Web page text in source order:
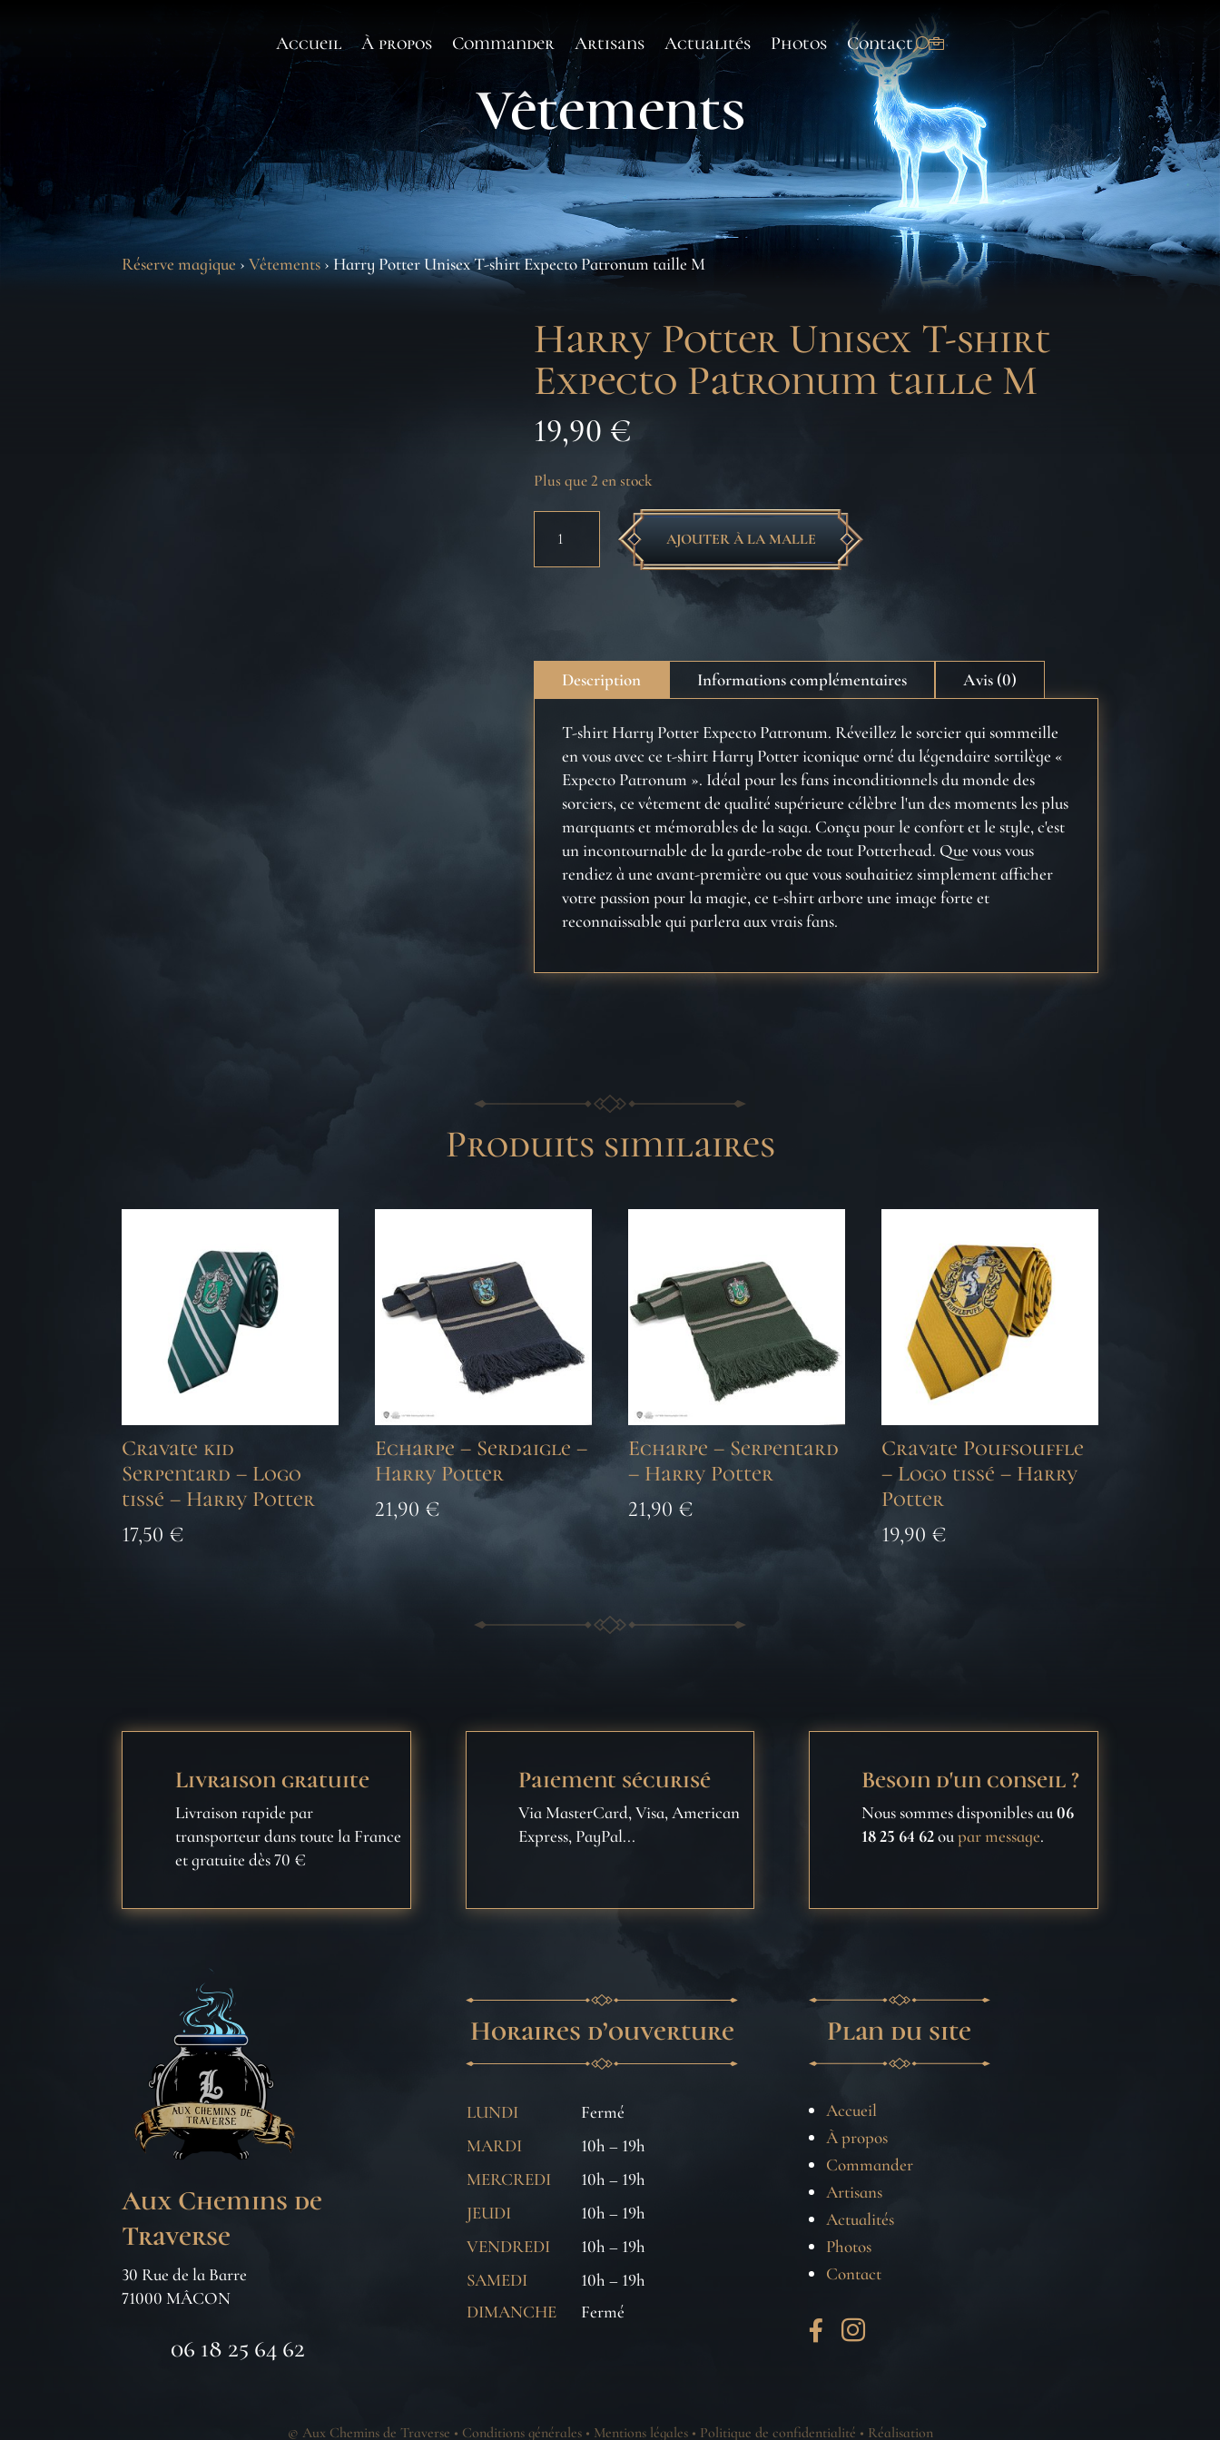
Accueil À propos Commander Artisans Actualités Photos Contact
Vêtements
Réserve magique ›Vêtements› Harry Potter Unisex T-shirt Expecto Patronum taille M
Harry Potter Unisex T-shirt
Expecto Patronum taille M
19,90 €
Plus que 2 en stock
Harry
shirt
Expecto
taille
AJOUTER À LA MALLE
Description Informations complémentaires Avis (0)
T-shirt Harry Potter Expecto Patronum. Réveillez le sorcier qui sommeille
en vous avec ce t-shirt Harry Potter iconique orné du légendaire sortilège «
Expecto Patronum ». Idéal pour les fans inconditionnels du monde des
sorciers, ce vêtement de qualité supérieure célèbre l'un des moments les plus
marquants et mémorables de la saga. Conçu pour le confort et le style, c'est
un incontournable de la garde-robe de tout Potterhead. Que vous vous
rendiez à une avant-première ou que vous souhaitiez simplement afficher
votre passion pour la magie, ce t-shirt arbore une image forte et
reconnaissable qui parlera aux vrais fans.
Produits similaires
Cravate kid
Serpentard – Logo
tissé – Harry Potter
17,50 €
Echarpe – Serdaigle –
Harry Potter
21,90 €
Echarpe – Serpentard
– Harry Potter
21,90 €
Cravate Poufsouffle
– Logo tissé – Harry
Potter
19,90 €
Livraison gratuite
Livraison rapide par
transporteur dans toute la France
et gratuite dès 70 €
Paiement sécurisé
Via MasterCard, Visa, American
Express, PayPal...
Besoin d'un conseil ?
Nous sommes disponibles au06
18 25 64 62oupar message.
Aux Chemins de
Traverse
30 Rue de la Barre
71000 MÂCON
06 18 25 64 62
Horaires d’ouverture
LUNDI
Fermé
MARDI
10h – 19h
MERCREDI
10h – 19h
JEUDI
10h – 19h
VENDREDI
10h – 19h
SAMEDI
10h – 19h
DIMANCHE
Fermé
Plan du site
Accueil
À propos
Commander
Artisans
Actualités
Photos
Contact
 
© Aux Chemins de Traverse • Conditions générales• Mentions légales• Politique de confidentialité • Réalisation